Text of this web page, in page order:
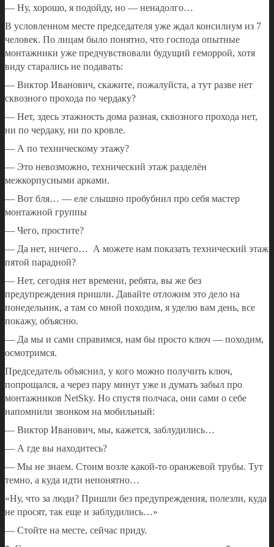
— Ну, хорошо, я подойду, но — ненадолго…
В условленном месте председателя уже ждал консилиум из 7
человек. По лицам было понятно, что господа опытные
монтажники уже предчувствовали будущий геморрой, хотя
виду старались не подавать:
— Виктор Иванович, скажите, пожалуйста, а тут разве нет
сквозного прохода по чердаку?
— Нет, здесь этажность дома разная, сквозного прохода нет,
ни по чердаку, ни по кровле.
— А по техническому этажу?
— Это невозможно, технический этаж разделён
межкорпусными арками.
— Вот бля… — еле слышно пробубнил про себя мастер
монтажной группы
— Чего, простите?
— Да нет, ничего… А можете нам показать технический этаж
пятой парадной?
— Нет, сегодня нет времени, ребята, вы же без
предупреждения пришли. Давайте отложим это дело на
понедельник, а там со мной походим, я уделю вам день, все
покажу, объясню.
— Да мы и сами справимся, нам бы просто ключ — походим,
осмотримся.
Председатель объяснил, у кого можно получить ключ,
попрощался, а через пару минут уже и думать забыл про
монтажников NetSky. Но спустя полчаса, они сами о себе
напомнили звонком на мобильный:
— Виктор Иванович, мы, кажется, заблудились…
— А где вы находитесь?
— Мы не знаем. Стоим возле какой-то оранжевой трубы. Тут
темно, а куда идти непонятно…
«Ну, что за люди? Пришли без предупреждения, полезли, куда
не просят, так еще и заблудились…»
— Стойте на месте, сейчас приду.